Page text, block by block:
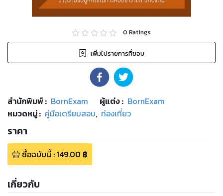
0 Ratings
เพิ่มไปรายการที่ชอบ
สำนักพิมพ์: BornExam ผู้แต่ง : BornExam
หมวดหมู่: คู่มือเตรียมสอบ, ท่องเที่ยว
ราคา
ซื้อฉบับนี้:149.00 ฿
เกี่ยวกับ